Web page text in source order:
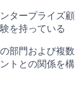
タープライズ顧
を持っている
部門および複数
トとの関係を構